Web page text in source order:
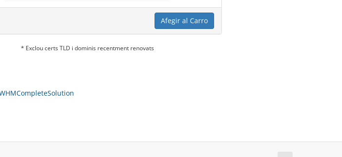
Afegir al Carro
* Exclou certs TLD i dominis recentment renovats